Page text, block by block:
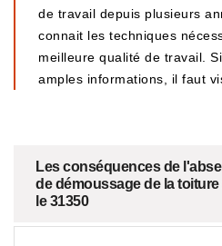
de travail depuis plusieurs
connait les techniques
meilleure qualité de travail.
amples informations, il faut
Les conséquences de
de démoussage de la
le 31350